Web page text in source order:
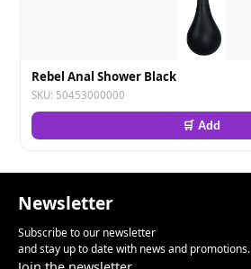
Rebel Anal Shower Black
SKU: 50453000000
🛒 Add
Newsletter
Subscribe to our newsletter
and stay up to date with news and promotions.